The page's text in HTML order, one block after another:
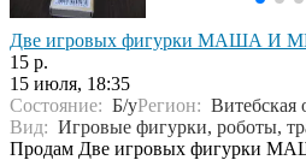
Две игровых фигурки МАША И
15 р.
15 июля, 18:35
Состояние: Б/уРегион: Витебская
Вид: Игровые фигурки, роботы,
Продам Две игровых фигурки